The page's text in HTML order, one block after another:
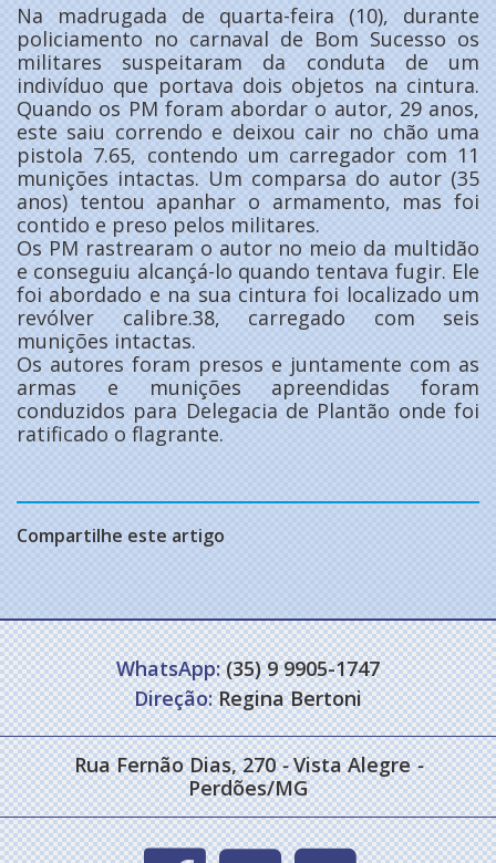
Na madrugada de quarta-feira (10), durante
policiamento no carnaval de Bom Sucesso os
militares suspeitaram da conduta de um
indivíduo que portava dois objetos na cintura.
Quando os PM foram abordar o autor, 29 anos,
este saiu correndo e deixou cair no chão uma
pistola 7.65, contendo um carregador com 11
munições intactas. Um comparsa do autor (35
anos) tentou apanhar o armamento, mas foi
contido e preso pelos militares.
Os PM rastrearam o autor no meio da multidão
e conseguiu alcançá-lo quando tentava fugir. Ele
foi abordado e na sua cintura foi localizado um
revólver calibre.38, carregado com seis
munições intactas.
Os autores foram presos e juntamente com as
armas e munições apreendidas foram
conduzidos para Delegacia de Plantão onde foi
ratificado o flagrante.
Compartilhe este artigo
WhatsApp:(35) 9 9905-1747
Direção:Regina Bertoni
Rua Fernão Dias, 270- Vista Alegre-
Perdões/MG